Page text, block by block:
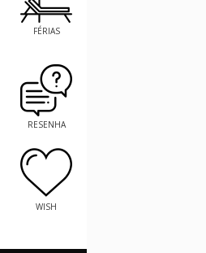
FÉRIAS
RESENHA
WISH